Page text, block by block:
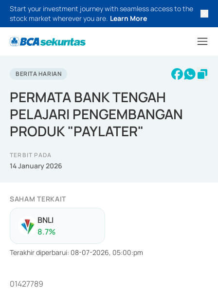
Start your investment journey with seamless access to the
stock market wherever you are. Learn More
BERITA HARIAN
PERMATA BANK TENGAH
PELAJARI PENGEMBANGAN
PRODUK "PAYLATER"
TERBIT PADA
14 January 2026
SAHAM TERKAIT
BNLI
8.7%
Terakhir diperbarui: 08-07-2026, 05:00:pm
01427789